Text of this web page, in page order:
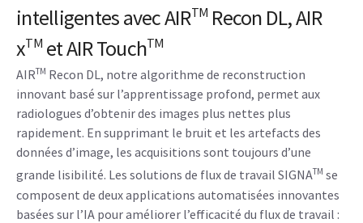
intelligentes avec AIRTM Recon DL, AIR
xTM et AIR TouchTM
AIRTM Recon DL, notre algorithme de reconstruction
innovant basé sur l’apprentissage profond, permet aux
radiologues d’obtenir des images plus nettes plus
rapidement. En supprimant le bruit et les artefacts des
données d’image, les acquisitions sont toujours d’une
grande lisibilité. Les solutions de flux de travail SIGNATM se
composent de deux applications automatisées innovantes
basées sur l’IA pour améliorer l’efficacité du flux de travail :